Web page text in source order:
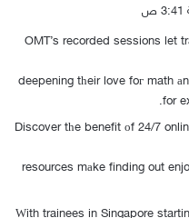
OMT’s recorded sessions let
deepening tһeir love foг math
for
Discover tһe benefit οf 24/7
resources mаke finding out
Ԝith trainees in Singapore